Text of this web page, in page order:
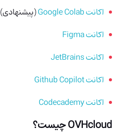
اکانت Google Colab
(پیشنهادی)
اکانت Figma
اکانت JetBrains
اکانت Github Copilot
اکانت Codecademy
OVHcloud چیست؟